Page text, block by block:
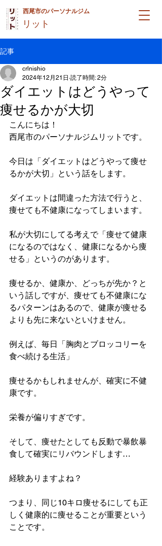
西尾市のパーソナルジム
リット
記事
ダイエットはどうやって
痩せるかが大切
crlnishio
2024年12月21日 読了時間: 2分
こんにちは！
西尾市のパーソナルジムリットです。
今日は「ダイエットはどうやって痩せ
るかが大切」という話をします。
ダイエットは間違った方法で行うと、
痩せても不健康になってしまいます。
私が大切にしてる考えで「痩せて健康
になるのではなく、健康になるから痩
せる」というのがあります。
痩せるか、健康か、どっちが先か？と
いう話しですが、痩せても不健康にな
るパターンはあるので、健康が痩せる
よりも先に来ないといけません。
例えば、毎日「胸肉とブロッコリーを
食べ続ける生活」
痩せるかもしれませんが、確実に不健
康です。
栄養が偏りすぎです。
そして、痩せたとしても反動で暴飲暴
食して確実にリバウンドします…
経験ありますよね？
つまり、同じ10キロ痩せるにしても正
しく健康的に痩せることが重要という
ことです。